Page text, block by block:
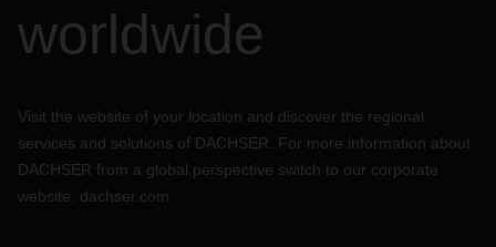
worldwide
Visit the website of your location and discover the regional
services and solutions of DACHSER. For more information about
DACHSER from a global perspective switch to our corporate
website: dachser.com